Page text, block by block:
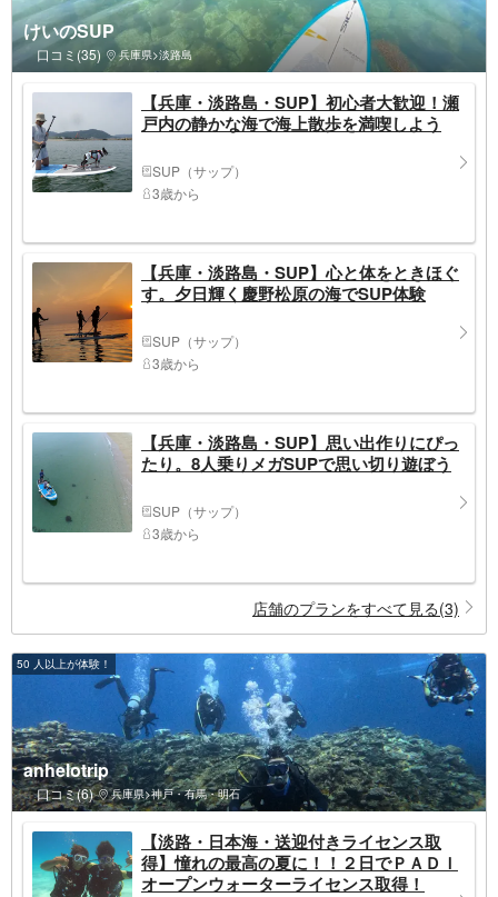
けいのSUP
口コミ(35) 兵庫県>淡路島
【兵庫・淡路島・SUP】初心者大歓迎！瀬
戸内の静かな海で海上散歩を満喫しよう
SUP（サップ）
3歳から
【兵庫・淡路島・SUP】心と体をときほぐ
す。夕日輝く慶野松原の海でSUP体験
SUP（サップ）
3歳から
【兵庫・淡路島・SUP】思い出作りにぴっ
たり。8人乗りメガSUPで思い切り遊ぼう
SUP（サップ）
3歳から
店舗のプランをすべて見る(3)
50 人以上が体験！
anhelotrip
口コミ(6) 兵庫県>神戸・有馬・明石
【淡路・日本海・送迎付きライセンス取
得】憧れの最高の夏に！！２日でＰＡＤＩ
オープンウォーターライセンス取得！